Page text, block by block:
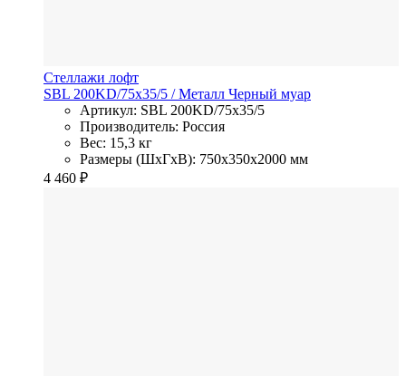
Стеллажи лофт
SBL 200KD/75x35/5 / Металл Черный муар
Артикул: SBL 200KD/75x35/5
Производитель: Россия
Вес: 15,3 кг
Размеры (ШхГхВ): 750x350x2000 мм
4 460 ₽